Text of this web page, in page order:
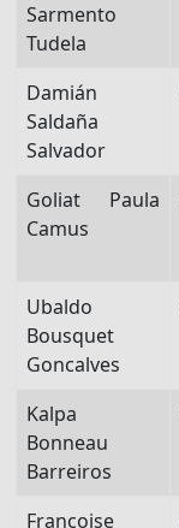
Sarmento
Tudela
Damián
Saldaña
Salvador
Goliat Paula
Camus
Ubaldo
Bousquet
Goncalves
Kalpa
Bonneau
Barreiros
Françoise